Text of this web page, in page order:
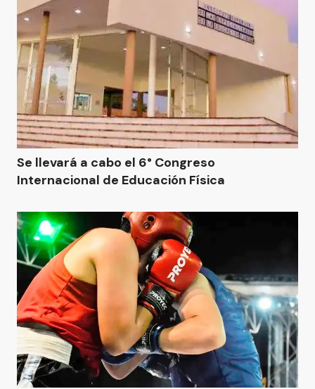
Se llevará a cabo el 6° Congreso
Internacional de Educación Física